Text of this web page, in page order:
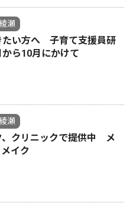
瀬
たい方へ 子育て支援員研
ら10月にかけて
瀬
、クリニックで提供中 メ
イク